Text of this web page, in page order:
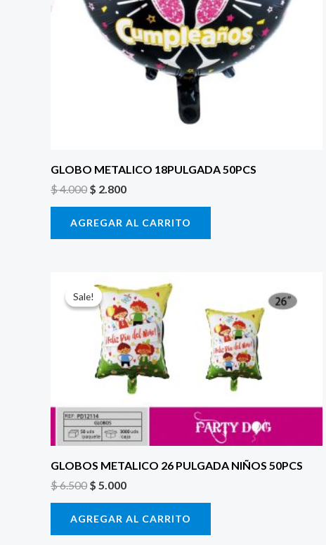
GLOBO METALICO 18PULGADA 50PCS
$4.000 $ 2.800
AGREGAR AL CARRITO
Sale!
Sale!
GLOBOS METALICO 26 PULGADA NIÑOS 50PCS
$6.500
precio
original
era:
$ 6.500.
$ 5.000
precio
actual
es:
$ 5.000.
AGREGAR AL CARRITO